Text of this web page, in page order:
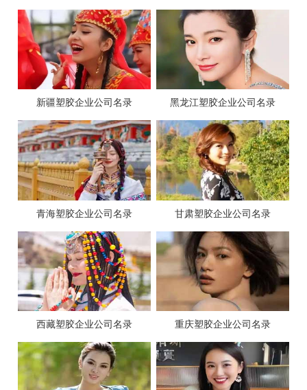
新疆塑胶企业公司名录 黑龙江塑胶企业公司名录
青海塑胶企业公司名录 甘肃塑胶企业公司名录
西藏塑胶企业公司名录 重庆塑胶企业公司名录